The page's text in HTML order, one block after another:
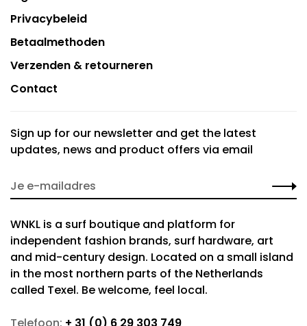
Privacybeleid
Betaalmethoden
Verzenden & retourneren
Contact
Sign up for our newsletter and get the latest
updates, news and product offers via email
WNKL is a surf boutique and platform for
independent fashion brands, surf hardware, art
and mid-century design. Located on a small island
in the most northern parts of the Netherlands
called Texel. Be welcome, feel local.
Telefoon: + 31 (0) 6 29 303 749